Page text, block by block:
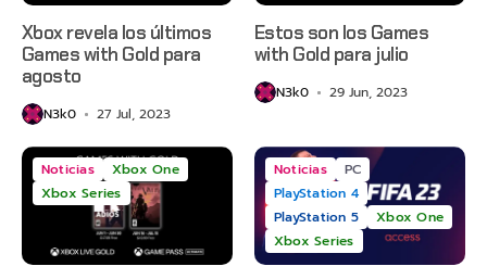
Xbox revela los últimos
Games with Gold para
agosto
N3k0 27 Jul, 2023
Estos son los Games
with Gold para julio
N3k0 29 Jun, 2023
Noticias
Xbox One
Xbox Series
Noticias
PC
PlayStation 4
PlayStation 5
Xbox One
Xbox Series